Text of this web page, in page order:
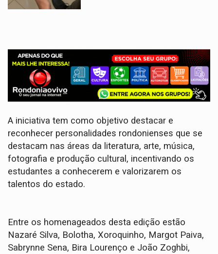
A iniciativa tem como objetivo destacar e
reconhecer personalidades rondonienses que se
destacam nas áreas da literatura, arte, música,
fotografia e produção cultural, incentivando os
estudantes a conhecerem e valorizarem os
talentos do estado.
Entre os homenageados desta edição estão
Nazaré Silva, Bolotha, Xoroquinho, Margot Paiva,
Sabrynne Sena, Bira Lourenço e João Zoghbi,